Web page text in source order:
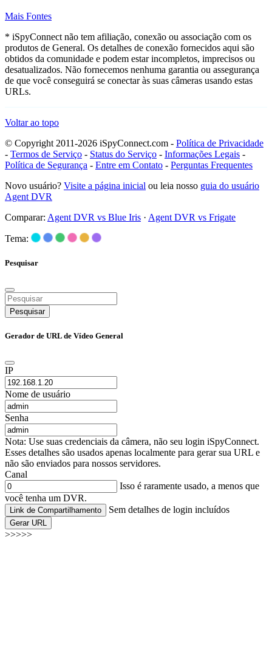
Mais Fontes
* iSpyConnect não tem afiliação, conexão ou associação com os
produtos de General. Os detalhes de conexão fornecidos aqui são
obtidos da comunidade e podem estar incompletos, imprecisos ou
desatualizados. Não fornecemos nenhuma garantia ou assegurança
de que você conseguirá se conectar às suas câmeras usando estas
URLs.
Voltar ao topo
© Copyright 2011-2026 iSpyConnect.com - Política de Privacidade
- Termos de Serviço - Status do Serviço - Informações Legais -
Política de Segurança - Entre em Contato - Perguntas Frequentes
Novo usuário? Visite a página inicial ou leia nosso guia do usuário
Agent DVR
Comparar: Agent DVR vs Blue Iris · Agent DVR vs Frigate
Tema:
Pesquisar
Pesquisar
Gerador de URL de Vídeo General
IP
Nome de usuário
Senha
Nota: Use suas credenciais da câmera, não seu login iSpyConnect.
Esses detalhes são usados apenas localmente para gerar sua URL e
não são enviados para nossos servidores.
Canal
Isso é raramente usado, a menos que
você tenha um DVR.
Link de Compartilhamento Sem detalhes de login incluídos
Gerar URL
>>>>>